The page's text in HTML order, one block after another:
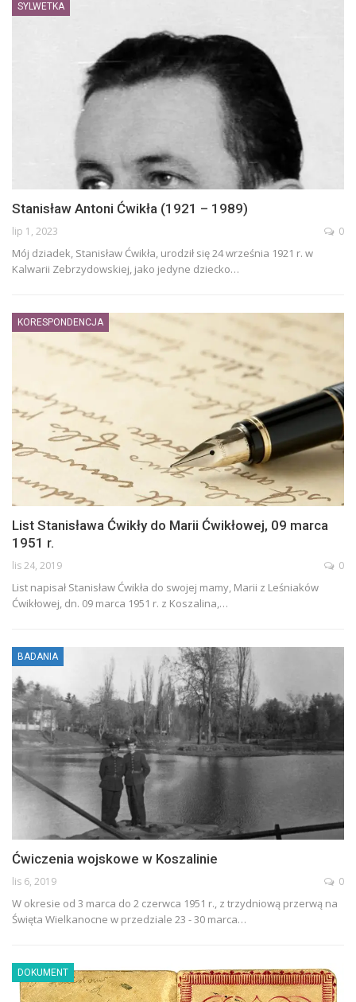
SYLWETKA
Stanisław Antoni Ćwikła (1921 – 1989)
lip 1, 2023 0
Mój dziadek, Stanisław Ćwikła, urodził się 24 września 1921 r. w
Kalwarii Zebrzydowskiej, jako jedyne dziecko…
KORESPONDENCJA
List Stanisława Ćwikły do Marii Ćwikłowej, 09 marca
1951 r.
lis 24, 2019 0
List napisał Stanisław Ćwikła do swojej mamy, Marii z Leśniaków
Ćwikłowej, dn. 09 marca 1951 r. z Koszalina,…
BADANIA
Ćwiczenia wojskowe w Koszalinie
lis 6, 2019 0
W okresie od 3 marca do 2 czerwca 1951 r., z trzydniową przerwą na
Święta Wielkanocne w przedziale 23 - 30 marca…
DOKUMENT